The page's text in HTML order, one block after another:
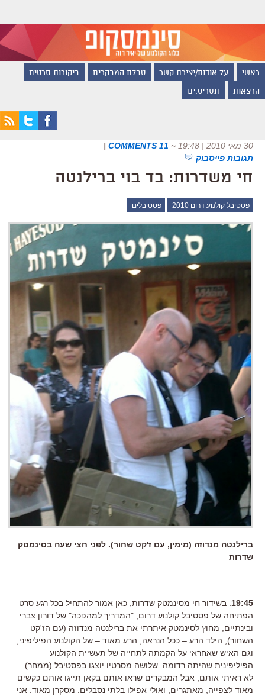
ראשי על אודות/יצירת קשר טבלת המבקרים ביקורות סרטים
הרצאות תסריט.ים
30 מאי 2010 | 19:48 ~
11 COMMENTS
|
תגובות פייסבוק
חי משדרות: בד בוי ברילנטה
פסטיבל קולנוע דרום 2010 פסטיבלים
ברילנטה מנדוזה (מימין, עם ז'קט שחור). לפני חצי שעה בסינמטק
שדרות
19:45. בשידור חי מסינמטק שדרות, כאן אמור להתחיל בכל רגע סרט
הפתיחה של פסטיבל קולנוע דרום, "המדריך למהפכה" של דורון צברי.
ובינתיים, מחוץ לסינמטק איתרתי את ברילנטה מנדוזה (עם הז'קט
השחור), הילד הרע – ככל הנראה, הרע מאוד – של הקולנוע הפיליפיני,
וגם האיש שאחראי על הקמתה לתחייה של תעשיית הקולנוע
הפיליפינית שהיתה רדומה. שלושה מסרטיו יוצגו בפסטיבל (ממחר).
לא ראיתי אותם, אבל המבקרים שראו אותם בקאן תייגו אותם כקשים
מאוד לצפייה, מאתגרים, ואולי אפילו בלתי נסבלים. מסקרן מאוד. אני